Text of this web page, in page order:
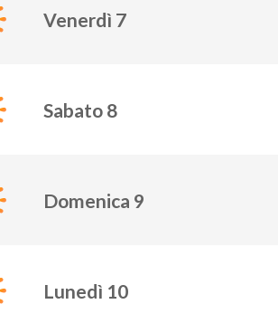
Venerdì 7
Sabato 8
Domenica 9
Lunedì 10